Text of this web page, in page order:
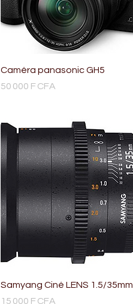
Caméra panasonic GH5
Prix
50 000 F CFA
Samyang Ciné LENS 1.5/35mm
Prix
15 000 F CFA